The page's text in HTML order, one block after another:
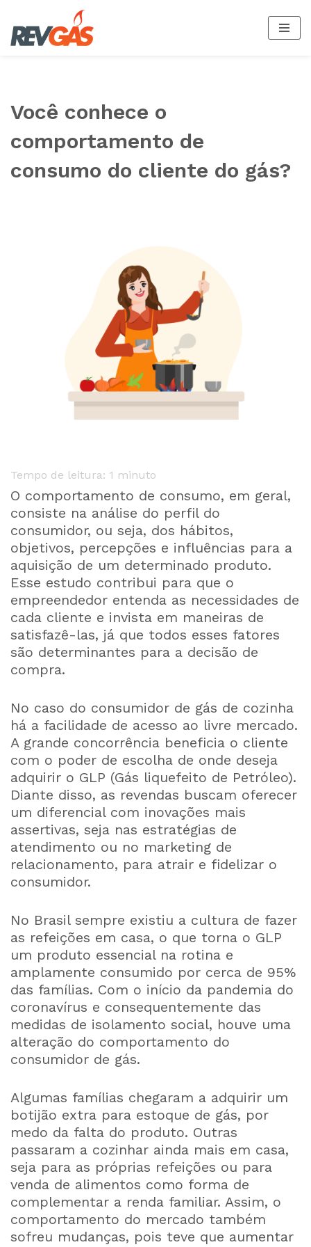
Pular
Você conhece o
comportamento de
consumo do cliente do gás?
Tempo de leitura: 1 minuto
O comportamento de consumo, em geral,
consiste na análise do perfil do
consumidor, ou seja, dos hábitos,
objetivos, percepções e influências para a
aquisição de um determinado produto.
Esse estudo contribui para que o
empreendedor entenda as necessidades de
cada cliente e invista em maneiras de
satisfazê-las, já que todos esses fatores
são determinantes para a decisão de
compra.
No caso do consumidor de gás de cozinha
há a facilidade de acesso ao livre mercado.
A grande concorrência beneficia o cliente
com o poder de escolha de onde deseja
adquirir o GLP (Gás liquefeito de Petróleo).
Diante disso, as revendas buscam oferecer
um diferencial com inovações mais
assertivas, seja nas estratégias de
atendimento ou no marketing de
relacionamento, para atrair e fidelizar o
consumidor.
No Brasil sempre existiu a cultura de fazer
as refeições em casa, o que torna o GLP
um produto essencial na rotina e
amplamente consumido por cerca de 95%
das famílias. Com o início da pandemia do
coronavírus e consequentemente das
medidas de isolamento social, houve uma
alteração do comportamento do
consumidor de gás.
Algumas famílias chegaram a adquirir um
botijão extra para estoque de gás, por
medo da falta do produto. Outras
passaram a cozinhar ainda mais em casa,
seja para as próprias refeições ou para
venda de alimentos como forma de
complementar a renda familiar. Assim, o
comportamento do mercado também
sofreu mudanças, pois teve que aumentar